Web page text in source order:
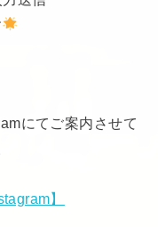
にてご案内させて
】